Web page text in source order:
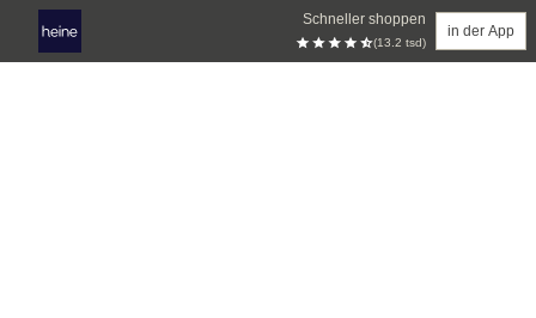
Schneller shoppen
(13.2 tsd)
in der App